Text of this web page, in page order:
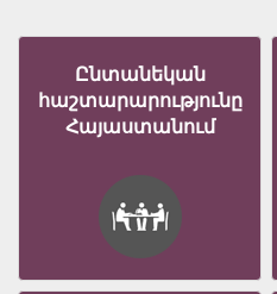
Ընտանեկան
հաշտարարությունը
Հայաստանում